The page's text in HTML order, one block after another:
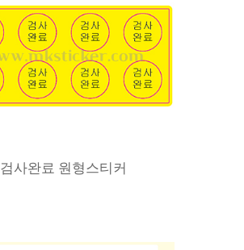
검사완료 원형스티커